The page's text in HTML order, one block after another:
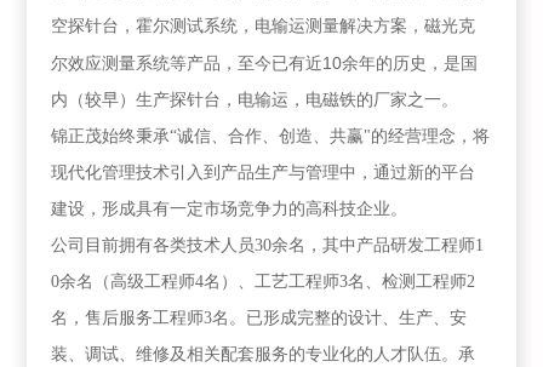
空探针台，霍尔测试系统，电输运测量解决方案，磁光克
尔效应测量系统等产品，至今已有近10余年的历史，是国
内（较早）生产探针台，电输运，电磁铁的厂家之一。
锦正茂始终秉承“诚信、合作、创造、共赢"的经营理念，将
现代化管理技术引入到产品生产与管理中，通过新的平台
建设，形成具有一定市场竞争力的高科技企业。
公司目前拥有各类技术人员30余名，其中产品研发工程师1
0余名（高级工程师4名）、工艺工程师3名、检测工程师2
名，售后服务工程师3名。已形成完整的设计、生产、安
装、调试、维修及相关配套服务的专业化的人才队伍。承